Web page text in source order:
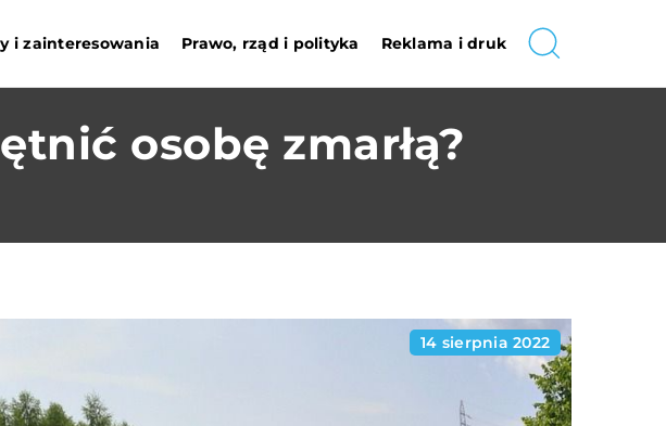
i zainteresowania Prawo, rząd i polityka Reklama i druk
osobę zmarłą?
14 sierpnia 2022